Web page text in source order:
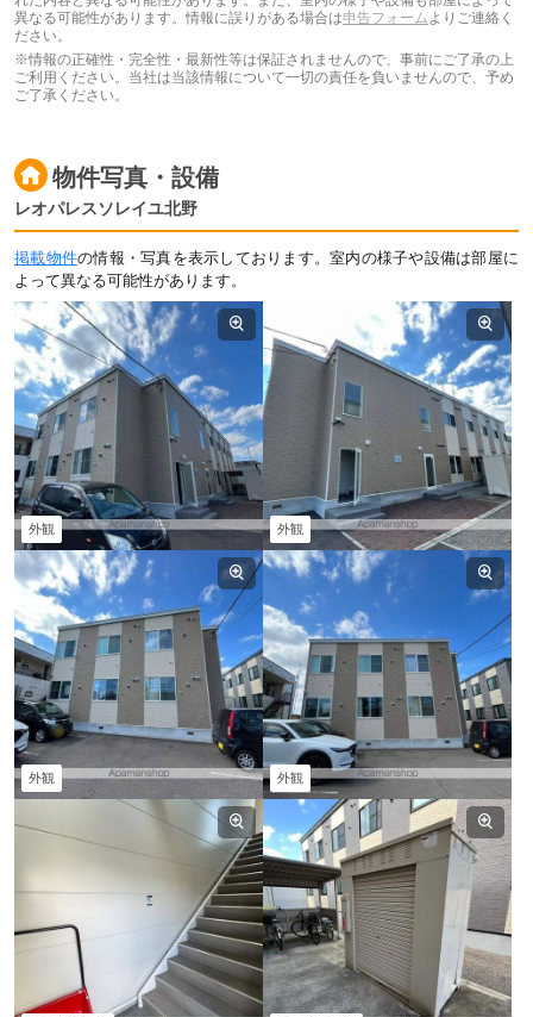
異なる可能性があります。情報に誤りがある場合は申告フォーム よりご連絡く
ださい。
※情報の正確性・完全性・最新性等は保証されませんので、事前にご了承の上
ご利用ください。当社は当該情報について一切の責任を負いませんので、予め
ご了承ください。
物件写真・設備
レオパレスソレイユ北野
掲載物件の情報・写真を表示しております。室内の様子や設備は部屋に
よって異なる可能性があります。
外観 外観
外観 外観